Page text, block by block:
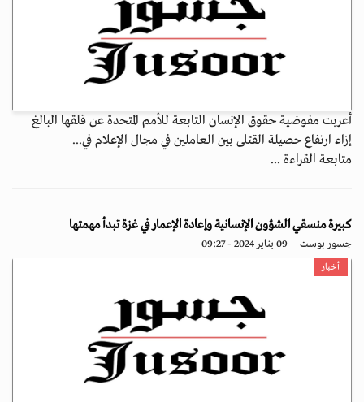
أعربت مفوضية حقوق الإنسان التابعة للأمم المتحدة عن قلقها البالغ
إزاء ارتفاع حصيلة القتلى بين العاملين في مجال الإعلام في...
متابعة القراءة ...
كبيرة منسقي الشؤون الإنسانية وإعادة الإعمار في غزة تبدأ مهمتها
جسور بوست 09 يناير 2024 - 09:27
أخبار